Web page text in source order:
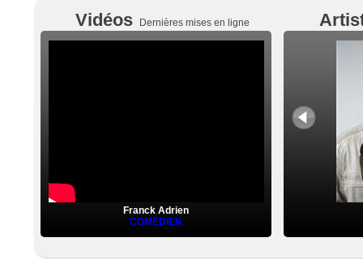
Vidéos Dernières mises en ligne
Franck Adrien
COMÉDIEN